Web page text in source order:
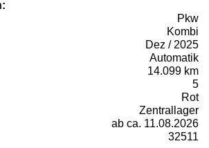
Pkw
Kombi
Dez / 2025
Automatik
14.099 km
5
Rot
Zentrallager
ab ca. 11.08.2026
32511